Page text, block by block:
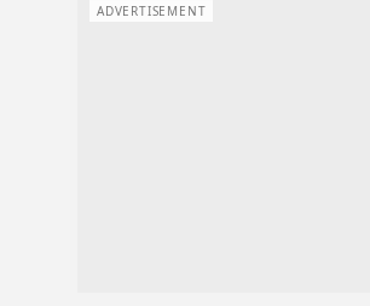
ADVERTISEMENT